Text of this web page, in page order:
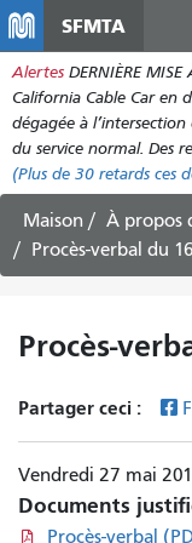
SFMTA
Alertes DERNIÈRE
California Cable Car en
dégagée à
du service normal. Des
(Plus de 30 retards ces
Maison À propos
Procès-verbal du
Procès-
Partager ceci :
Vendredi 27 mai
Documents
Procès-verbal